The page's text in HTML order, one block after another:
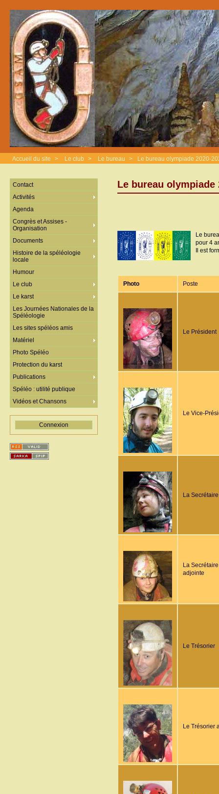
Accueil du site > Le club > Le bureau > Le bureau olympiade 2020-
Le bureau olympiade
Le
pour 4
Il est
Photo Poste
Le Président
Le Vice-
La Secrétaire
La Secrétaire
adjointe
Le Trésorier
Le Trésorier
Contact
Activités
Agenda
Congrès et Assises -
Organisation
Documents
Histoire de la spéléologie
locale
Humour
Le club
Le karst
Les Journées Nationales de la
Spéléologie
Les sites spéléos amis
Matériel
Photo Spéléo
Protection du karst
Publications
Spéléo : utilité publique
Vidéos et Chansons
Connexion